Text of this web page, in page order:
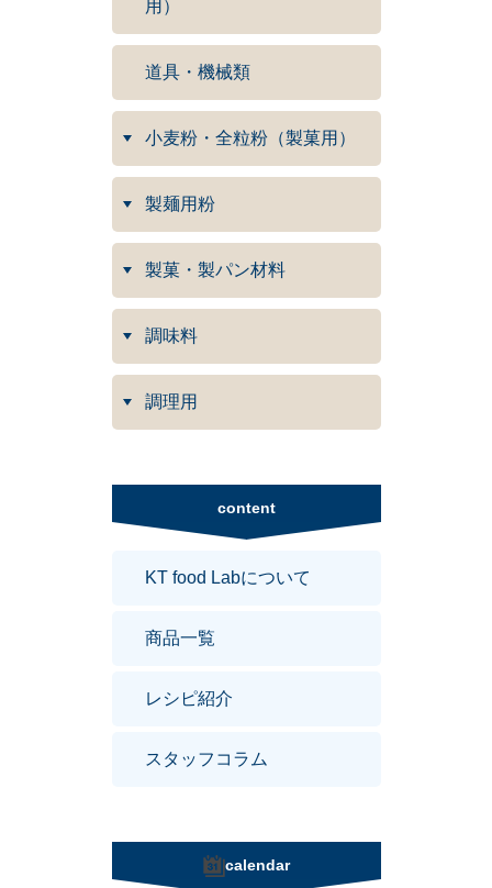
用）
道具・機械類
小麦粉・全粒粉（製菓用）
製麺用粉
製菓・製パン材料
調味料
調理用
content
KT food Labについて
商品一覧
レシピ紹介
スタッフコラム
calendar